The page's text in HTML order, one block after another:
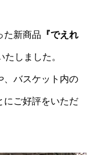
た新商品 『でえれ
たしました。
、バスケット内の
にご好評をいただ